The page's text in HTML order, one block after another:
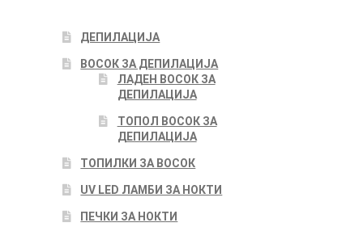
ДЕПИЛАЦИЈА
ВОСОК ЗА ДЕПИЛАЦИЈА
ЛАДЕН ВОСОК ЗА
ДЕПИЛАЦИЈА
ТОПОЛ ВОСОК ЗА
ДЕПИЛАЦИЈА
ТОПИЛКИ ЗА ВОСОК
UV LED ЛАМБИ ЗА НОКТИ
ПЕЧКИ ЗА НОКТИ